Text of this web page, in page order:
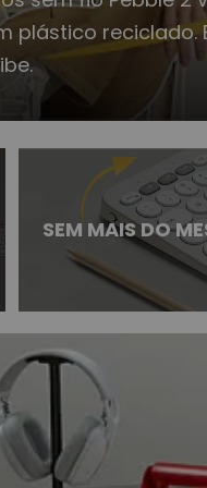
SEM MAIS DO